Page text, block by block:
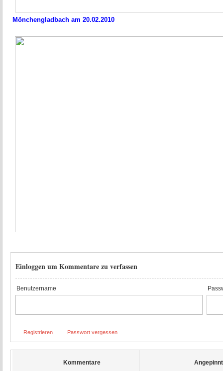
Mönchengladbach am 20.02.2010
Einloggen um Kommentare zu verfassen
Benutzername
Registrieren Passwort vergessen
Kommentare Angepinnt